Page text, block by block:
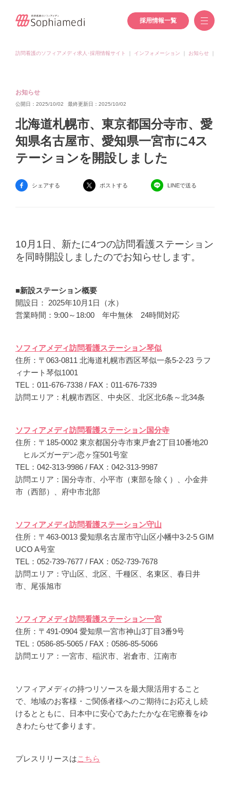
採用情報一覧
訪問看護のソフィアメディ求人･採用情報サイト インフォメーション お知らせ
お知らせ
公開日：2025/10/02 最終更新日：2025/10/02
北海道札幌市、東京都国分寺市、愛
知県名古屋市、愛知県一宮市に4ス
テーションを開設しました
シェアする ポストする LINEで送る
10月1日、新たに4つの訪問看護ステーション
を同時開設しましたのでお知らせします。
■新設ステーション概要
開設日： 2025年10月1日（水）
営業時間：9:00～18:00 年中無休 24時間対応
ソフィアメディ訪問看護ステーション琴似
住所：〒063-0811 北海道札幌市西区琴似一条5-2-23 ラフ
ィナート琴似1001
TEL：011-676-7338 / FAX：011-676-7339
訪問エリア：札幌市西区、中央区、北区北6条～北34条
ソフィアメディ訪問看護ステーション国分寺
住所：〒185-0002 東京都国分寺市東戸倉2丁目10番地20
ヒルズガーデン恋ヶ窪501号室
TEL：042-313-9986 / FAX：042-313-9987
訪問エリア：国分寺市、小平市（東部を除く）、小金井
市（西部）、府中市北部
ソフィアメディ訪問看護ステーション守山
住所：〒463-0013 愛知県名古屋市守山区小幡中3-2-5 GIM
UCO A号室
TEL：052-739-7677 / FAX：052-739-7678
訪問エリア：守山区、北区、千種区、名東区、春日井
市、尾張旭市
ソフィアメディ訪問看護ステーション一宮
住所：〒491-0904 愛知県一宮市神山3丁目3番9号
TEL：0586-85-5065 / FAX：0586-85-5066
訪問エリア：一宮市、稲沢市、岩倉市、江南市
ソフィアメディの持つリソースを最大限活用すること
で、地域のお客様・ご関係者様へのご期待にお応えし続
けるとともに、日本中に安心であたたかな在宅療養をゆ
きわたらせて参ります。
プレスリリースはこちら